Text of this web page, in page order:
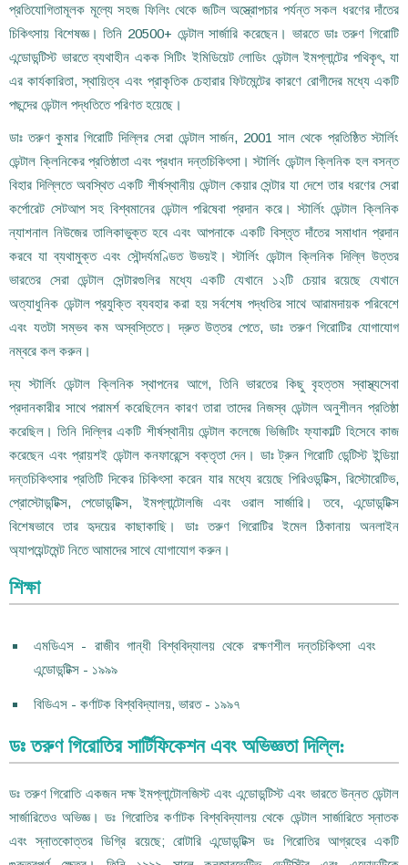
প্রতিযোগিতামূলক মূল্যে সহজ ফিলিং থেকে জটিল অস্ত্রোপচার পর্যন্ত সকল ধরণের দাঁতের
চিকিৎসায় বিশেষজ্ঞ। তিনি 20500+ ডেন্টাল সার্জারি করেছেন। ভারতে ডাঃ তরুণ গিরোটি
এন্ডোডন্টিস্ট ভারতে ব্যথাহীন একক সিটিং ইমিডিয়েট লোডিং ডেন্টাল ইমপ্লান্টের পথিকৃৎ, যা
এর কার্যকারিতা, স্থায়িত্ব এবং প্রাকৃতিক চেহারার ফিটমেন্টের কারণে রোগীদের মধ্যে একটি
পছন্দের ডেন্টাল পদ্ধতিতে পরিণত হয়েছে।
ডাঃ তরুণ কুমার গিরোটি দিল্লির সেরা ডেন্টাল সার্জন, 2001 সাল থেকে প্রতিষ্ঠিত স্টার্লিং
ডেন্টাল ক্লিনিকের প্রতিষ্ঠাতা এবং প্রধান দন্তচিকিৎসা। স্টার্লিং ডেন্টাল ক্লিনিক হল বসন্ত
বিহার দিল্লিতে অবস্থিত একটি শীর্ষস্থানীয় ডেন্টাল কেয়ার সেন্টার যা দেশে তার ধরণের সেরা
কর্পোরেট সেটআপ সহ বিশ্বমানের ডেন্টাল পরিষেবা প্রদান করে। স্টার্লিং ডেন্টাল ক্লিনিক
ন্যাশনাল নিউজের তালিকাভুক্ত হবে এবং আপনাকে একটি বিস্তৃত দাঁতের সমাধান প্রদান
করবে যা ব্যথামুক্ত এবং সৌন্দর্যমণ্ডিত উভয়ই। স্টার্লিং ডেন্টাল ক্লিনিক দিল্লি উত্তর
ভারতের সেরা ডেন্টাল সেন্টারগুলির মধ্যে একটি যেখানে ১২টি চেয়ার রয়েছে যেখানে
অত্যাধুনিক ডেন্টাল প্রযুক্তি ব্যবহার করা হয় সর্বশেষ পদ্ধতির সাথে আরামদায়ক পরিবেশে
এবং যতটা সম্ভব কম অস্বস্তিতে। দ্রুত উত্তর পেতে, ডাঃ তরুণ গিরোটির যোগাযোগ
নম্বরে কল করুন।
দ্য স্টার্লিং ডেন্টাল ক্লিনিক স্থাপনের আগে, তিনি ভারতের কিছু বৃহত্তম স্বাস্থ্যসেবা
প্রদানকারীর সাথে পরামর্শ করেছিলেন কারণ তারা তাদের নিজস্ব ডেন্টাল অনুশীলন প্রতিষ্ঠা
করেছিল। তিনি দিল্লির একটি শীর্ষস্থানীয় ডেন্টাল কলেজে ভিজিটিং ফ্যাকাল্টি হিসেবে কাজ
করেছেন এবং প্রায়শই ডেন্টাল কনফারেন্সে বক্তৃতা দেন। ডাঃ ট্রুন গিরোটি ডেন্টিস্ট ইন্ডিয়া
দন্তচিকিৎসার প্রতিটি দিকের চিকিৎসা করেন যার মধ্যে রয়েছে পিরিওডন্টিক্স, রিস্টোরেটিভ,
প্রোস্টোডন্টিক্স, পেডোডন্টিক্স, ইমপ্লান্টোলজি এবং ওরাল সার্জারি। তবে, এন্ডোডন্টিক্স
বিশেষভাবে তার হৃদয়ের কাছাকাছি। ডাঃ তরুণ গিরোটির ইমেল ঠিকানায় অনলাইন
অ্যাপয়েন্টমেন্ট নিতে আমাদের সাথে যোগাযোগ করুন।
শিক্ষা
এমডিএস - রাজীব গান্ধী বিশ্ববিদ্যালয় থেকে রক্ষণশীল দন্তচিকিৎসা এবং
এন্ডোডন্টিক্স - ১৯৯৯
বিডিএস - কর্ণাটক বিশ্ববিদ্যালয়, ভারত - ১৯৯৭
ডঃ তরুণ গিরোতির সার্টিফিকেশন এবং অভিজ্ঞতা দিল্লি:
ডঃ তরুণ গিরোতি একজন দক্ষ ইমপ্লান্টোলজিস্ট এবং এন্ডোডন্টিস্ট এবং ভারতে উন্নত ডেন্টাল
সার্জারিতেও অভিজ্ঞ। ডঃ গিরোতির কর্ণাটক বিশ্ববিদ্যালয় থেকে ডেন্টাল সার্জারিতে স্নাতক
এবং স্নাতকোত্তর ডিগ্রি রয়েছে; রোটারি এন্ডোডন্টিক্স ডঃ গিরোতির আগ্রহের একটি